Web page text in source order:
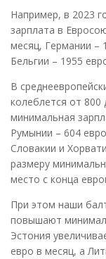
Например, в 2023
зарплата в
месяц, Германии –
Бельгии – 1955
В
колеблется от 800
минимальная
Румынии – 604
Словакии и
размеру
место с конца
При этом наши
повышают
Эстония
евро в месяц, а